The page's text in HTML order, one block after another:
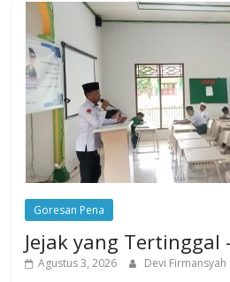
Goresan Pena
Jejak yang Tertinggal
Agustus 3, 2026 Devi Firmansyah